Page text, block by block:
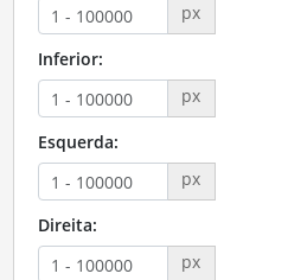
px
Inferior:
px
Esquerda:
px
Direita:
px